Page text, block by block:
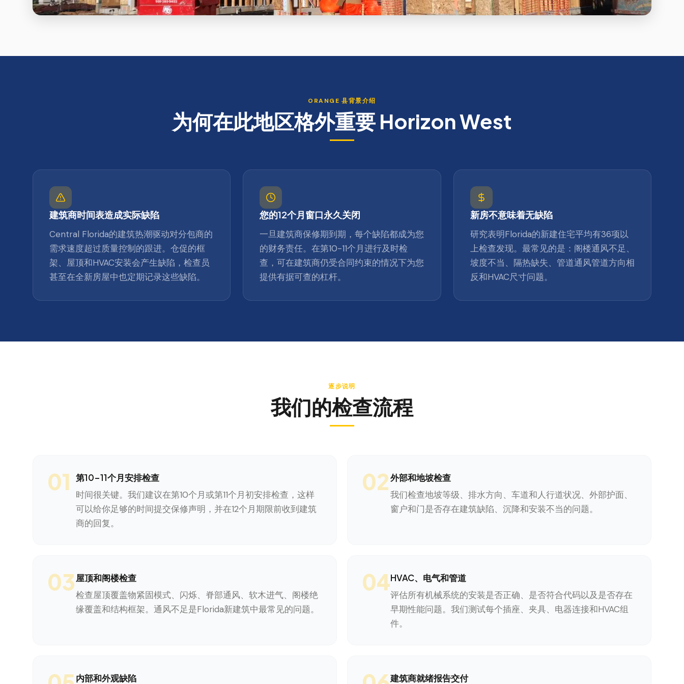
ORANGE 县背景介绍
为何在此地区格外重要Horizon West
建筑商时间表造成实际缺陷
Central Florida的建筑热潮驱动对分包商的
需求速度超过质量控制的跟进。仓促的框
架、屋顶和HVAC安装会产生缺陷，检查员
甚至在全新房屋中也定期记录这些缺陷。
您的12个月窗口永久关闭
一旦建筑商保修期到期，每个缺陷都成为您
的财务责任。在第10-11个月进行及时检
查，可在建筑商仍受合同约束的情况下为您
提供有据可查的杠杆。
新房不意味着无缺陷
研究表明Florida的新建住宅平均有36项以
上检查发现。最常见的是：阁楼通风不足、
坡度不当、隔热缺失、管道通风管道方向相
反和HVAC尺寸问题。
逐步说明
我们的检查流程
01 第10-11个月安排检查
时间很关键。我们建议在第10个月或第11个月初安排检查，这样
可以给你足够的时间提交保修声明，并在12个月期限前收到建筑
商的回复。
02外部和地坡检查
我们检查地坡等级、排水方向、车道和人行道状况、外部护面、
窗户和门是否存在建筑缺陷、沉降和安装不当的问题。
03屋顶和阁楼检查
检查屋顶覆盖物紧固模式、闪烁、脊部通风、软木进气、阁楼绝
缘覆盖和结构框架。通风不足是Florida新建筑中最常见的问题。
04HVAC、电气和管道
评估所有机械系统的安装是否正确、是否符合代码以及是否存在
早期性能问题。我们测试每个插座、夹具、电器连接和HVAC组
件。
内部和外观缺陷 建筑商就绪报告交付